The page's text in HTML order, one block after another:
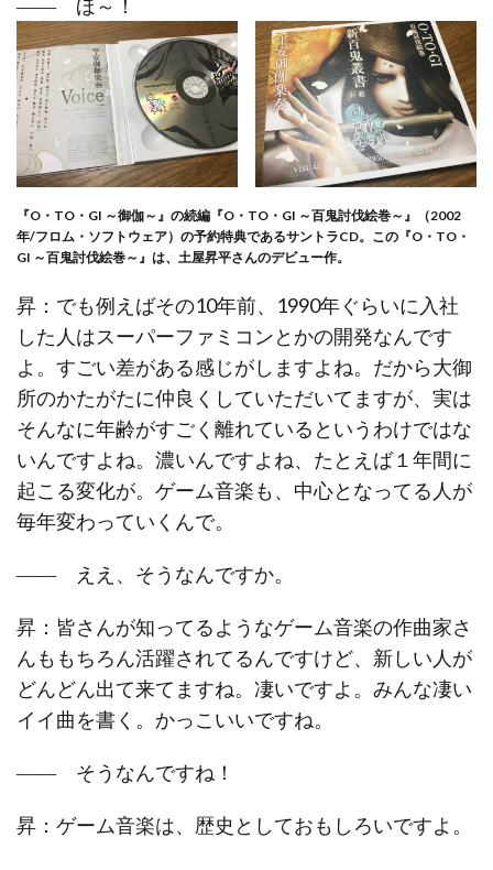
―― ほ～！
『O・TO・GI ～御伽～』の続編『O・TO・GI ～百鬼討伐絵巻～』（2002
年/フロム・ソフトウェア）の予約特典であるサントラCD。この『O・TO・
GI ～百鬼討伐絵巻～』は、土屋昇平さんのデビュー作。
昇：でも例えばその10年前、1990年ぐらいに入社
した人はスーパーファミコンとかの開発なんです
よ。すごい差がある感じがしますよね。だから大御
所のかたがたに仲良くしていただいてますが、実は
そんなに年齢がすごく離れているというわけではな
いんですよね。濃いんですよね、たとえば１年間に
起こる変化が。ゲーム音楽も、中心となってる人が
毎年変わっていくんで。
―― ええ、そうなんですか。
昇：皆さんが知ってるようなゲーム音楽の作曲家さ
んももちろん活躍されてるんですけど、新しい人が
どんどん出て来てますね。凄いですよ。みんな凄い
イイ曲を書く。かっこいいですね。
―― そうなんですね！
昇：ゲーム音楽は、歴史としておもしろいですよ。